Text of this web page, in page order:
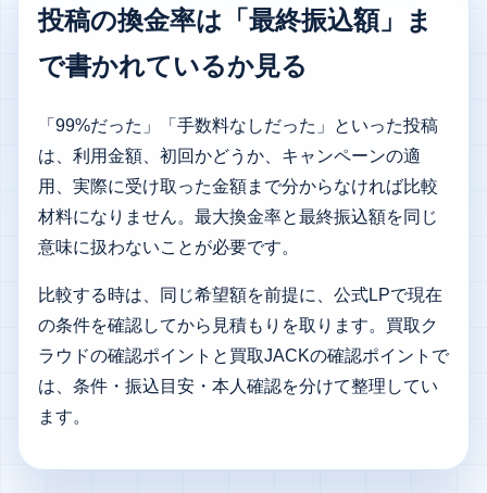
投稿の換金率は「最終振込額」ま
で書かれているか見る
「99%だった」「手数料なしだった」といった投稿
は、利用金額、初回かどうか、キャンペーンの適
用、実際に受け取った金額まで分からなければ比較
材料になりません。最大換金率と最終振込額を同じ
意味に扱わないことが必要です。
比較する時は、同じ希望額を前提に、公式LPで現在
の条件を確認してから見積もりを取ります。 買取ク
ラウドの確認ポイント と 買取JACKの確認ポイント で
は、条件・振込目安・本人確認を分けて整理してい
ます。